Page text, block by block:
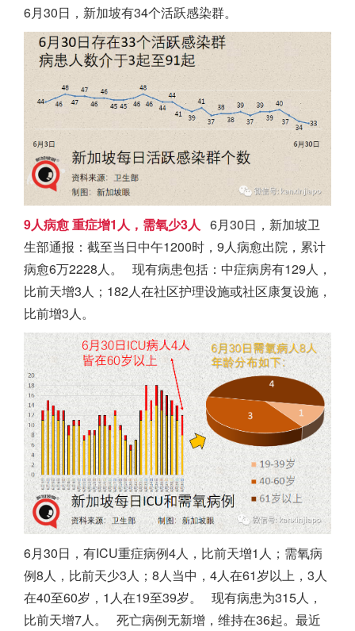
6月30日， 新加坡有34个活跃感染群。
9人病愈重症增1人，需氧少3人 6月30日， 新加坡卫
生部通报：截至当日中午1200时，9人病愈出院，累计
病愈6万2228人。
现有病患包括：中症病房有129人，
比前天增3人；182人在社区护理设施或社区康复设施，
比前增3人。
6月30日，有ICU重症病例4人，比前天增1人；需氧病
例8人，比前天少3人；8人当中，4人在61岁以上，3人
在40至60岁，1人在19至39岁。
现有病患为315人，
比前天增7人。
死亡病例无新增，维持在36起。最近